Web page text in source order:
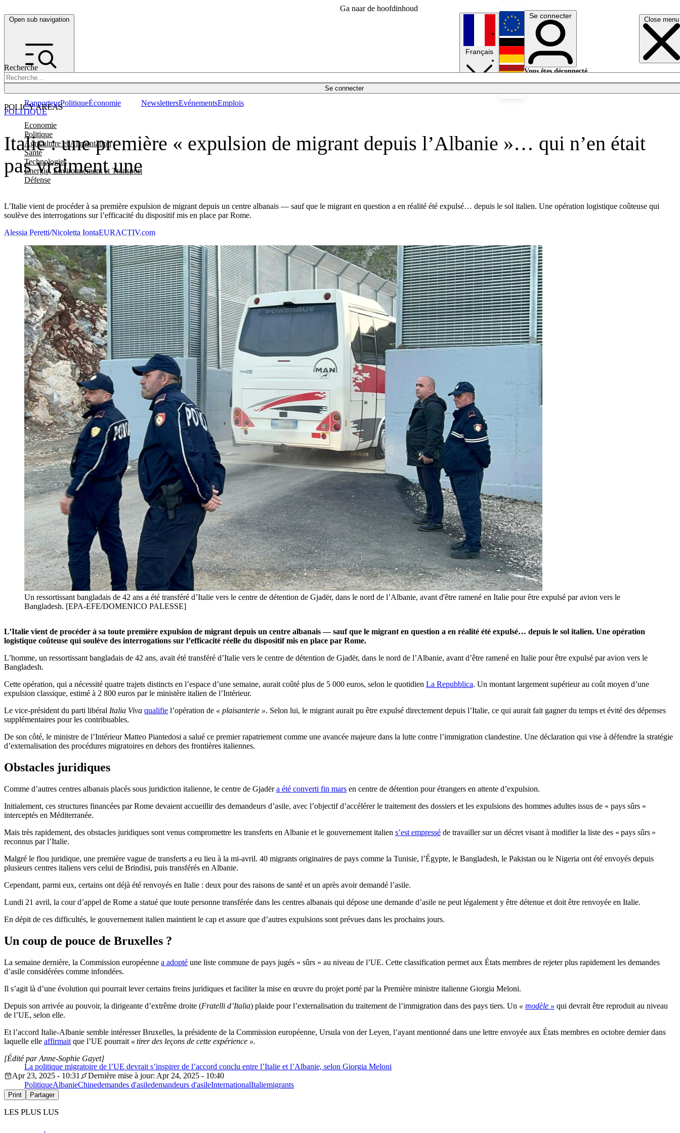
Ga naar de hoofdinhoud
Open sub navigation Close menu
Recherche
Se connecter
POLICY AREAS
Economie
Politique
Agriculture et Alimentation
Santé
Technologies
Energie, Environnement et Transport
Défense
RapporteurPolitiqueÉconomie NewslettersEvénementsEmplois
Français
English
Deutsch
Se connecter
Vous êtes déconnecté.
Italie : une première « expulsion de migrant depuis l’Albanie »… qui n’en était
pas vraiment une
L’Italie vient de procéder à sa première expulsion de migrant depuis un centre albanais — sauf que le migrant en question a en réalité été expulsé… depuis le sol italien. Une opération logistique coûteuse qui
soulève des interrogations sur l’efficacité du dispositif mis en place par Rome.
POLITIQUE
Alessia Peretti/Nicoletta IontaEURACTIV.com
Un ressortissant bangladais de 42 ans a été transféré d’Italie vers le centre de détention de Gjadër, dans le nord de l’Albanie, avant d'être ramené en Italie pour être expulsé par avion vers le
Bangladesh. [EPA-EFE/DOMENICO PALESSE]
L’Italie vient de procéder à sa toute première expulsion de migrant depuis un centre albanais — sauf que le migrant en question a en réalité été expulsé… depuis le sol italien. Une opération
logistique coûteuse qui soulève des interrogations sur l’efficacité réelle du dispositif mis en place par Rome.
L’homme, un ressortissant bangladais de 42 ans, avait été transféré d’Italie vers le centre de détention de Gjadër, dans le nord de l’Albanie, avant d’être ramené en Italie pour être expulsé par avion vers le
Bangladesh.
Cette opération, qui a nécessité quatre trajets distincts en l’espace d’une semaine, aurait coûté plus de 5 000 euros, selon le quotidien La Repubblica. Un montant largement supérieur au coût moyen d’une
expulsion classique, estimé à 2 800 euros par le ministère italien de l’Intérieur.
Le vice-président du parti libéral Italia Viva qualifie l’opération de « plaisanterie ». Selon lui, le migrant aurait pu être expulsé directement depuis l’Italie, ce qui aurait fait gagner du temps et évité des dépenses
supplémentaires pour les contribuables.
De son côté, le ministre de l’Intérieur Matteo Piantedosi a salué ce premier rapatriement comme une avancée majeure dans la lutte contre l’immigration clandestine. Une déclaration qui vise à défendre la stratégie
d’externalisation des procédures migratoires en dehors des frontières italiennes.
Obstacles juridiques
Comme d’autres centres albanais placés sous juridiction italienne, le centre de Gjadëra été converti fin mars en centre de détention pour étrangers en attente d’expulsion.
Initialement, ces structures financées par Rome devaient accueillir des demandeurs d’asile, avec l’objectif d’accélérer le traitement des dossiers et les expulsions des hommes adultes issus de « pays sûrs »
interceptés en Méditerranée.
Mais très rapidement, des obstacles juridiques sont venus compromettre les transferts en Albanie et le gouvernement italien s’est empressé de travailler sur un décret visant à modifier la liste des « pays sûrs »
reconnus par l’Italie.
Malgré le flou juridique, une première vague de transferts a eu lieu à la mi-avril. 40 migrants originaires de pays comme la Tunisie, l’Égypte, le Bangladesh, le Pakistan ou le Nigeria ont été envoyés depuis
plusieurs centres italiens vers celui de Brindisi, puis transférés en Albanie.
Cependant, parmi eux, certains ont déjà été renvoyés en Italie : deux pour des raisons de santé et un après avoir demandé l’asile.
Lundi 21 avril, la cour d’appel de Rome a statué que toute personne transférée dans les centres albanais qui dépose une demande d’asile ne peut légalement y être détenue et doit être renvoyée en Italie.
En dépit de ces difficultés, le gouvernement italien maintient le cap et assure que d’autres expulsions sont prévues dans les prochains jours.
Un coup de pouce de Bruxelles ?
La semaine dernière, la Commission européenne a adopté une liste commune de pays jugés « sûrs » au niveau de l’UE. Cette classification permet aux États membres de rejeter plus rapidement les demandes
d’asile considérées comme infondées.
Il s’agit là d’une évolution qui pourrait lever certains freins juridiques et faciliter la mise en œuvre du projet porté par la Première ministre italienne Giorgia Meloni.
Depuis son arrivée au pouvoir, la dirigeante d’extrême droite (Fratelli d’Italia) plaide pour l’externalisation du traitement de l’immigration dans des pays tiers. Un « modèle » qui devrait être reproduit au niveau
de l’UE, selon elle.
Et l’accord Italie-Albanie semble intéresser Bruxelles, la présidente de la Commission européenne, Ursula von der Leyen, l’ayant mentionné dans une lettre envoyée aux États membres en octobre dernier dans
laquelle elle affirmait que l’UE pourrait « tirer des leçons de cette expérience ».
La politique migratoire de l’UE devrait s’inspirer de l’accord conclu entre l’Italie et l’Albanie, selon Giorgia Meloni
[Édité par Anne-Sophie Gayet]
Apr 23, 2025 - 10:31
Dernière mise à jour: Apr 24, 2025 - 10:40
PolitiqueAlbanieChinedemandes d'asiledemandeurs d'asileInternationalItaliemigrants
Print Partager
LES PLUS LUS